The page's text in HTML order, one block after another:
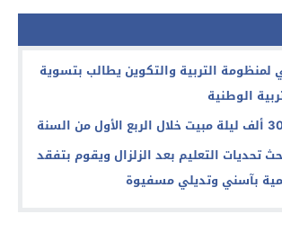
لمنظومة التربية والتكوين يطالب بتسوية
الوطنية
تحديات التعليم بعد الزلزال ويقوم بتفقد
بآسني وتديلي مسفيوة